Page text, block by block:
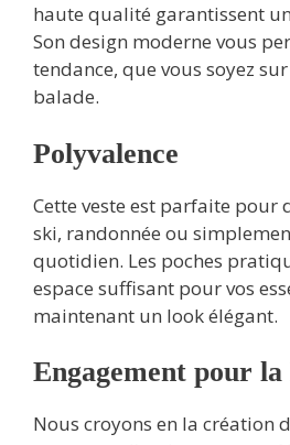
haute qualité garantissent
Son design moderne vous
tendance, que vous soyez
balade.
Polyvalence
Cette veste est parfaite pour
ski, randonnée ou
quotidien. Les poches
espace suffisant pour vos
maintenant un look élégant.
Engagement pour
Nous croyons en la création